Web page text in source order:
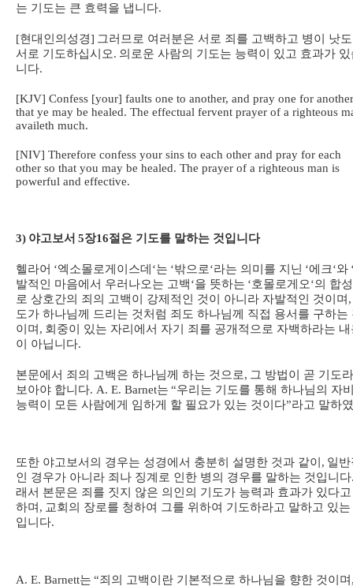
는 기도는 큰 효력을 냅니다.
[현대인의성경] 그러므로 여러분은 서로 죄를 고백하고 병이 낫
서로 기도하십시오. 의로운 사람의 기도는 능력이 있고 효과가 있
니다.
[KJV] Confess [your] faults one to another, and pray one for
that ye may be healed. The effectual fervent prayer of a righteous
availeth much.
[NIV] Therefore confess your sins to each other and pray for each
other so that you may be healed. The prayer of a righteous man is
powerful and effective.
3) 야고보서 5장16절은 기도를 말하는 것입니다
헬라어 ‘엑소몰로게이스데 ‘는 ‘밖으로‘라는 의미를 지닌 ‘에크‘와
발적인 마음에서 우러나오는 고백‘을 뜻하는 ‘호몰로게오‘의 합
로 상호간의 죄의 고백이 강제적인 것이 아니라 자발적인 것이며 ,
도가 하나님께 드리는 것처럼 죄도 하나님께 직접 용서를 구하는
이며 , 회중이 있는 자리에서 자기 죄를 공개적으로 자백하라는 내
이 아닙니다.
본문에서 죄의 고백은 하나님께 하는 것으로, 그 방법이 곧 기도
보아야 합니다. A. E. Barnet는 “우리는 기도를 통해 하나님의 자
능력이 모든 사람에게 임하게 할 필요가 있는 것이다”라고 말하
또한 야고보서의 경우는 성경에서 충분히 설명한 것과 같이 , 일반
인 경우가 아니라 죄나 징계로 인한 병의 경우를 말하는 것입니다
래서 본문은 죄를 짓지 않은 의인의 기도가 능력과 효과가 있다
하며 , 교회의 장로를 청하여 그를 위하여 기도하라고 말하고 있는
입니다.
A. E. Barnett는 “죄의 고백이란 기본적으로 하나님을 향한 것이며